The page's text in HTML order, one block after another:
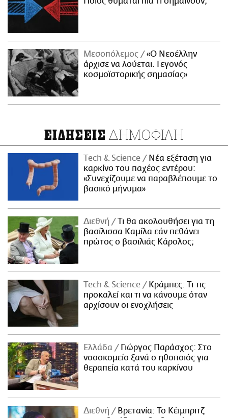
Μεσοπόλεμος
«Ο Νεοέλλην
άρχισε να λούεται. Γεγονός
κοσμοϊστορικής σημασίας»
ΕΙΔΗΣΕΙΣ ΔΗΜΟΦΙΛΗ
Τech & Science
Νέα εξέταση για
καρκίνο του παχέος εντέρου:
«Συνεχίζουμε να παραβλέπουμε το
βασικό μήνυμα»
Διεθνή
Τι θα ακολουθήσει για τη
βασίλισσα Καμίλα εάν πεθάνει
πρώτος ο βασιλιάς Κάρολος;
Τech & Science
Κράμπες: Τι τις
προκαλεί και τι να κάνουμε όταν
αρχίσουν οι ενοχλήσεις
Ελλάδα
Γιώργος Παράσχος: Στο
νοσοκομείο ξανά ο ηθοποιός για
θεραπεία κατά του καρκίνου
Διεθνή
Βρετανία: Το Κέιμπριτζ